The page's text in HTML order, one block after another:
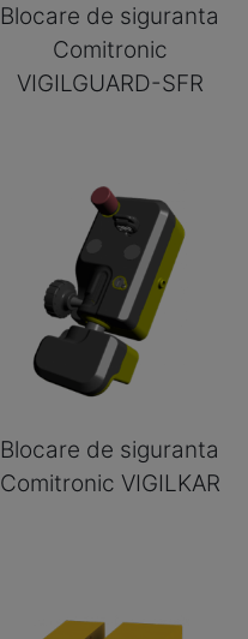
Blocare de siguranta
Comitronic
VIGILGUARD-SFR
Blocare de siguranta
Comitronic VIGILKAR